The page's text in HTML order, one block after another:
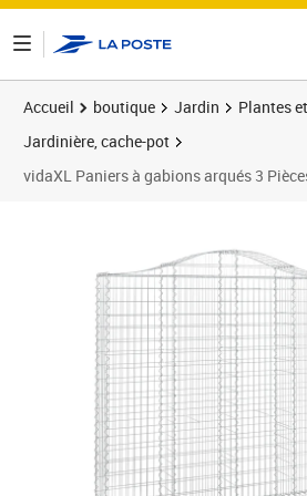
Accueil boutique Jardin
Plantes
Jardinière, cache-pot
vidaXL Paniers à gabions arqués 3